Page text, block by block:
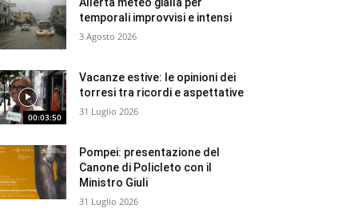
temporali improvvisi e intensi
3 Agosto 2026
00:03:50
Vacanze estive: le opinioni dei
torresi tra ricordi e aspettative
31 Luglio 2026
Pompei: presentazione del
Canone di Policleto con il
Ministro Giuli
31 Luglio 2026